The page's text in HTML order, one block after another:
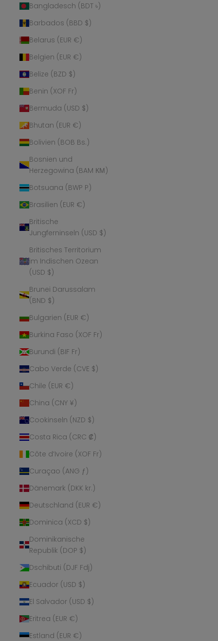
Bangladesch (BDT ৳)
Barbados (BBD $)
Belarus (EUR €)
Belgien (EUR €)
Belize (BZD $)
Benin (XOF Fr)
Bermuda (USD $)
Bhutan (EUR €)
Bolivien (BOB Bs.)
Bosnien und
Herzegowina (BAM КМ)
Botsuana (BWP P)
Brasilien (EUR €)
Britische
Jungferninseln (USD $)
Britisches Territorium
im Indischen Ozean
(USD $)
Brunei Darussalam
(BND $)
Bulgarien (EUR €)
Burkina Faso (XOF Fr)
Burundi (BIF Fr)
Cabo Verde (CVE $)
Chile (EUR €)
China (CNY ¥)
Cookinseln (NZD $)
Costa Rica (CRC ₡)
Côte d’Ivoire (XOF Fr)
Curaçao (ANG ƒ)
Dänemark (DKK kr.)
Deutschland (EUR €)
Dominica (XCD $)
Dominikanische
Republik (DOP $)
Dschibuti (DJF Fdj)
Ecuador (USD $)
El Salvador (USD $)
Eritrea (EUR €)
Estland (EUR €)